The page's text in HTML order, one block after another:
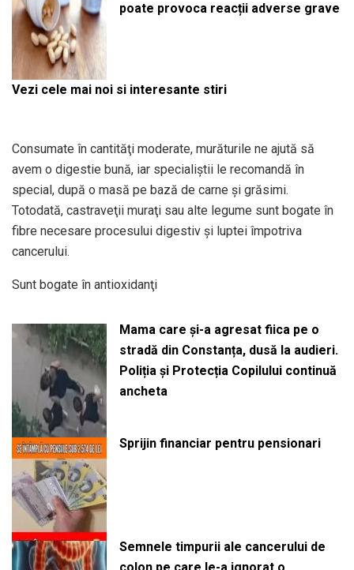
poate provoca reacții adverse grave
Vezi cele mai noi si interesante stiri
Consumate în cantităţi moderate, murăturile ne ajută să
avem o digestie bună, iar specialiştii le recomandă în
special, după o masă pe bază de carne şi grăsimi.
Totodată, castraveţii muraţi sau alte legume sunt bogate în
fibre necesare procesului digestiv şi luptei împotriva
cancerului.
Sunt bogate în antioxidanţi
Mama care și-a agresat fiica pe o
stradă din Constanța, dusă la audieri.
Poliția și Protecția Copilului continuă
ancheta
Sprijin financiar pentru pensionari
Semnele timpurii ale cancerului de